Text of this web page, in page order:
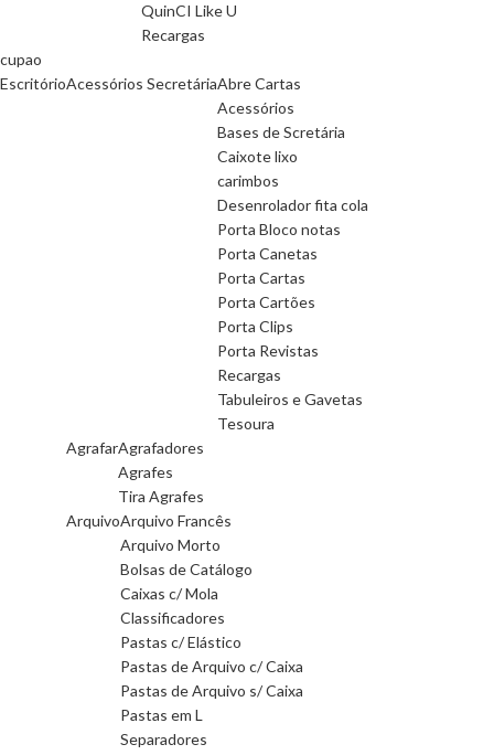
QuinCI Like U
Recargas
cupao
EscritórioAcessórios SecretáriaAbre Cartas
Acessórios
Bases de Scretária
Caixote lixo
carimbos
Desenrolador fita cola
Porta Bloco notas
Porta Canetas
Porta Cartas
Porta Cartões
Porta Clips
Porta Revistas
Recargas
Tabuleiros e Gavetas
Tesoura
AgrafarAgrafadores
Agrafes
Tira Agrafes
ArquivoArquivo Francês
Arquivo Morto
Bolsas de Catálogo
Caixas c/ Mola
Classificadores
Pastas c/ Elástico
Pastas de Arquivo c/ Caixa
Pastas de Arquivo s/ Caixa
Pastas em L
Separadores